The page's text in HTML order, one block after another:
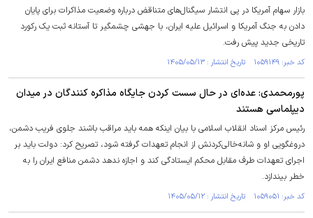
بازار سهام آمریکا در پی انتشار سیگنال‌های متناقض درباره وضعیت مذاکرات برای پایان
دادن به جنگ آمریکا و اسرائیل علیه ایران، با جهشی چشمگیر تا آستانه ثبت یک رکورد
تاریخی جدید پیش رفت.
کد خبر: ۱۰۵۹۱۴۹ تاریخ انتشار : ۱۴۰۵/۰۵/۱۳
پورمحمدی: عده‌ای در حال سست کردن جایگاه مذاکره کنندگان در میدان
دیپلماسی هستند
رئیس مرکز اسناد انقلاب اسلامی با بیان اینکه همه باید مراقب باشند جلوی فریب دشمن،
دروغگویی او و شانه‌خالی‌کردنش از انجام تعهدات گرفته شود، تصریح کرد: دولت باید بر
اجرای تعهدات طرف مقابل محکم ایستادگی کند و اجازه ندهد دشمن منافع ایران را به
خطر بیندازد.
کد خبر: ۱۰۵۹۰۵۱ تاریخ انتشار : ۱۴۰۵/۰۵/۱۲